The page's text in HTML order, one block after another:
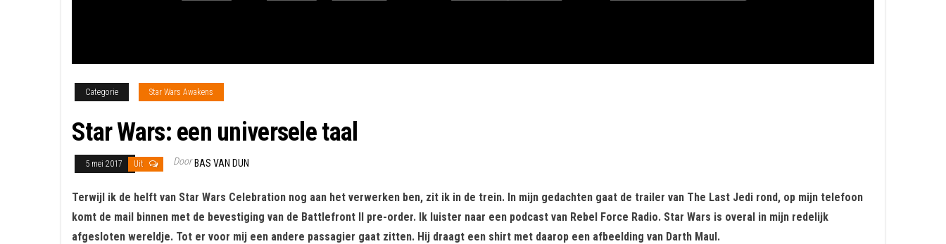
Categorie Star Wars Awakens
Star Wars: een universele taal
5 mei 2017 Uit Door BAS VAN DUN
Terwijl ik de helft van Star Wars Celebration nog aan het verwerken ben, zit ik in de trein. In mijn gedachten gaat de trailer van The Last Jedi rond, op mijn telefoon
komt de mail binnen met de bevestiging van de Battlefront II pre-order. Ik luister naar een podcast van Rebel Force Radio. Star Wars is overal in mijn redelijk
afgesloten wereldje. Tot er voor mij een andere passagier gaat zitten. Hij draagt een shirt met daarop een afbeelding van Darth Maul.